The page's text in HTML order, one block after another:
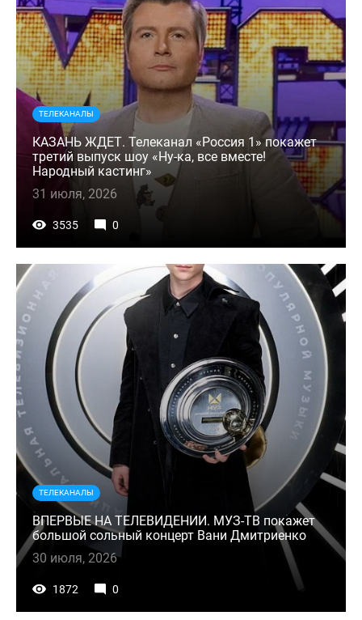
ТЕЛЕКАНАЛЫ
КАЗАНЬ ЖДЕТ. Телеканал «Россия 1» покажет
третий выпуск шоу «Ну-ка, все вместе!
Народный кастинг»
31 июля, 2026
3535 0
ТЕЛЕКАНАЛЫ
ВПЕРВЫЕ НА ТЕЛЕВИДЕНИИ. МУЗ-ТВ покажет
большой сольный концерт Вани Дмитриенко
30 июля, 2026
1872 0